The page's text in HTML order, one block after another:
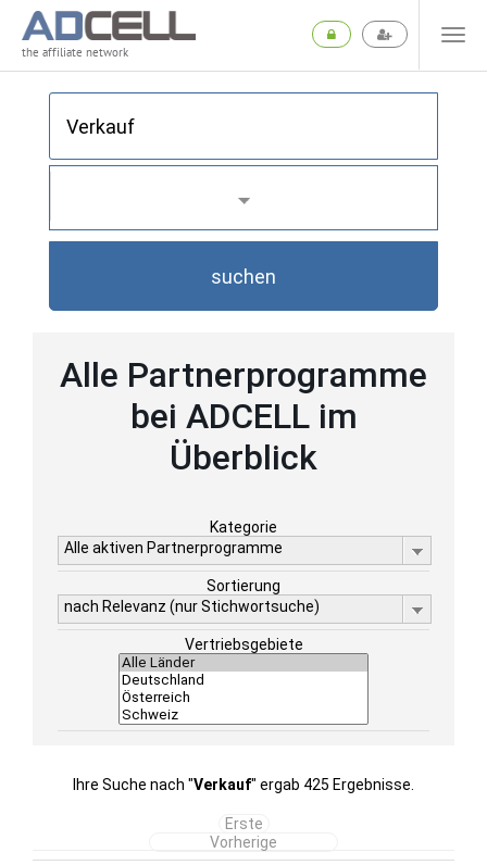
the affiliate network
suchen
Alle Partnerprogramme
bei ADCELL im
Überblick
Kategorie
Alle aktiven Partnerprogramme
Sortierung
nach Relevanz (nur Stichwortsuche)
Vertriebsgebiete
Ihre Suche nach "Verkauf" ergab 425 Ergebnisse.
Erste
Vorherige